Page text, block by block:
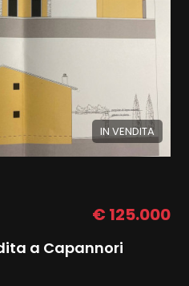
IN VENDITA
€ 125.000
a Capannori